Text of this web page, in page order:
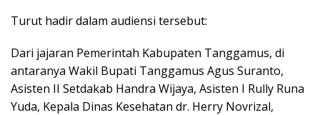
Turut hadir dalam audiensi tersebut:
Dari jajaran Pemerintah Kabupaten Tanggamus, di
antaranya Wakil Bupati Tanggamus Agus Suranto,
Asisten II Setdakab Handra Wijaya, Asisten I Rully Runa
Yuda, Kepala Dinas Kesehatan dr. Herry Novrizal,